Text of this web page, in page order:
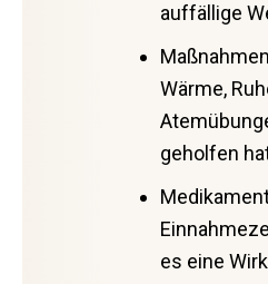
auffällige
Wärme,
geholfen
es eine